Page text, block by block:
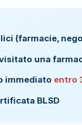
(farmacie,
una
immediato entro
BLSD